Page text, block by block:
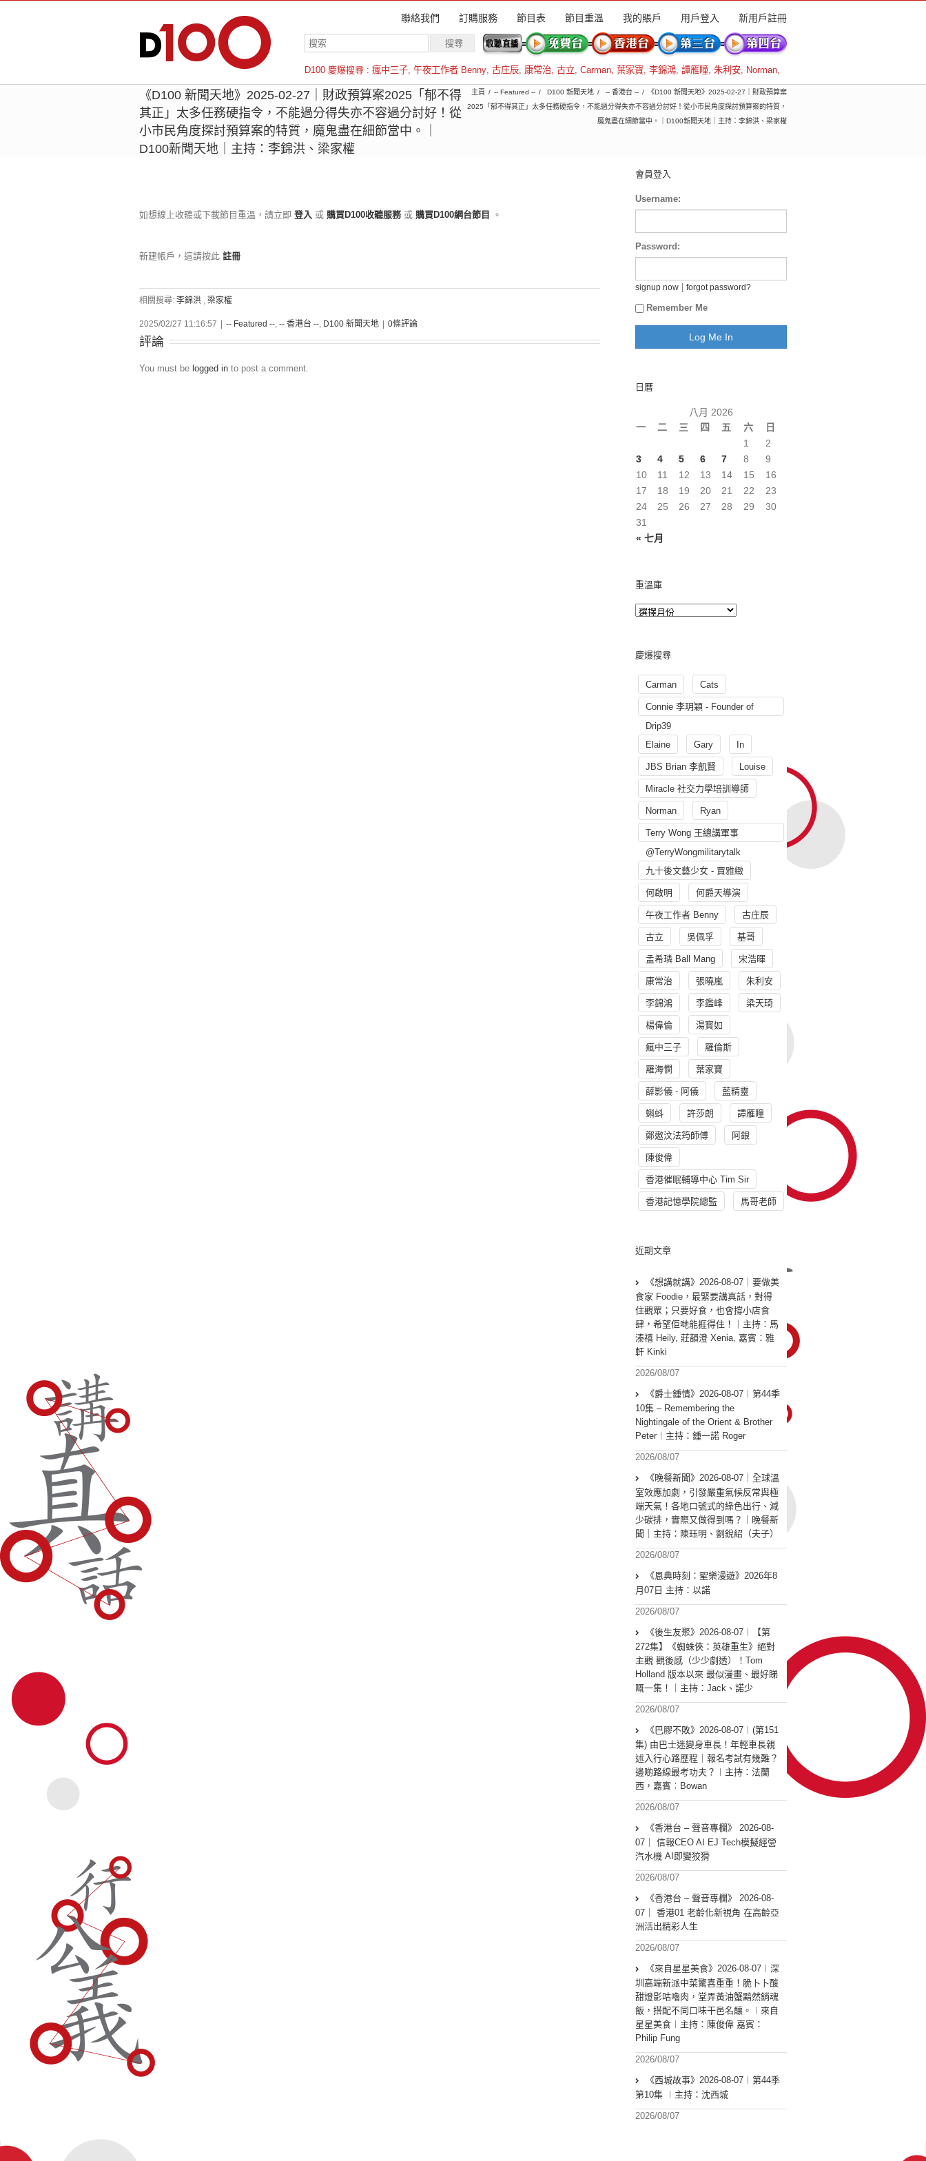
聯絡我們 訂購服務 節目表 節目重溫 我的賬戶 用戶登入 新用戶註冊
D100 慶爆搜尋 : 瘋中三子, 午夜工作者 Benny, 古庄辰, 康常治, 古立, Carman, 葉家寶, 李錦鴻, 譚雁瞳, 朱利安, Norman,
羅倫斯
《D100 新聞天地》2025-02-27｜財政預算案2025「郁不得
其正」太多任務硬指令，不能過分得失亦不容過分討好！從
小市民角度探討預算案的特質，魔鬼盡在細節當中。｜
D100新聞天地｜主持：李錦洪、梁家權
主頁 -- Featured -- D100 新聞天地 -- 香港台 --
《D100 新聞天地》2025-02-27｜財政預算案
2025「郁不得其正」太多任務硬指令，不能過分得失亦不容過分討好！從小市民角度探討預算案的特質，
魔鬼盡在細節當中。｜D100新聞天地｜主持：李錦洪、梁家權
如想線上收聽或下載節目重溫，請立即 登入 或 購買D100收聽服務 或 購買D100網台節目 。
新建帳戶，這請按此 註冊
相關搜尋: 李錦洪 , 梁家權
2025/02/27 11:16:57 -- Featured --, -- 香港台 --, D100 新聞天地 0條評論
評論
You must be logged in to post a comment.
會員登入
Username:
Password:
signup now forgot password?
Remember Me
日曆
八月 2026
一
二 三 四 五 六 日
« 七月
1
2
3
4 5 6 7 8
9
10
11 12 13 14 15
16
17
18 19 20 21 22
23
24
25 26 27 28 29
30
31
重溫庫
慶爆搜尋
Carman Cats
Connie 李玥穎 - Founder of
Drip39
Elaine
Gary In
JBS Brian 李凱賢 Louise
Miracle 社交力學培訓導師
Norman Ryan
Terry Wong 王總講軍事
@TerryWongmilitarytalk
九十後文藝少女 - 賈雅緻
何啟明 何爵天導演
午夜工作者 Benny 古庄辰
古立 吳佩孚 基哥
孟希璘 Ball Mang 宋浩暉
康常治 張曉嵐 朱利安
李錦鴻 李鑑峰 梁天琦
楊偉倫 湯寳如
瘋中三子 羅倫斯
羅海憫 葉家寶
薛影儀 - 阿儀 藍精靈
蝌蚪 許莎朗 譚雁瞳
鄭遨汶法筠師傅 阿銀
陳俊偉
香港催眠輔導中心 Tim Sir
香港記憶學院總監 馬哥老師
近期文章
《想講就講》2026-08-07｜要做美
食家 Foodie，最緊要講真話，對得
住觀眾；只要好食，也會撐小店食
肆，希望佢哋能捱得住！｜主持：馬
溱禧 Heily, 莊韻澄 Xenia, 嘉賓：雅
軒 Kinki
2026/08/07
《爵士鍾情》2026-08-07︱第44季
10集 – Remembering the
Nightingale of the Orient & Brother
Peter︱主持：鍾一諾 Roger
2026/08/07
《晚餐新聞》2026-08-07｜全球溫
室效應加劇，引發嚴重氣候反常與極
端天氣！各地口號式的綠色出行、減
少碳排，實際又做得到嗎？｜晚餐新
聞｜主持：陳珏明、劉銳紹（夫子）
2026/08/07
《恩典時刻：聖樂漫遊》2026年8
月07日 主持：以諾
2026/08/07
《後生友聚》2026-08-07︱【第
272集】《蜘蛛俠：英雄重生》絕對
主觀 觀後感（少少劇透）！Tom
Holland 版本以來 最似漫畫、最好睇
嘅一集！｜主持：Jack、諾少
2026/08/07
《巴膠不敗》2026-08-07︱(第151
集) 由巴士迷變身車長！年輕車長親
述入行心路歷程｜報名考試有幾難？
邊啲路線最考功夫？︱主持：法蘭
西，嘉賓︰Bowan
2026/08/07
《香港台 – 聲音專欄》 2026-08-
07｜ 信報CEO AI EJ Tech模擬經營
汽水機 AI即變狡猾
2026/08/07
《香港台 – 聲音專欄》 2026-08-
07｜ 香港01 老齡化新視角 在高齡亞
洲活出精彩人生
2026/08/07
《來自星星美食》2026-08-07︱深
圳高端新派中菜驚喜重重！脆卜卜酸
甜燈影咕嚕肉，堂弄黃油蟹黯然銷魂
飯，搭配不同口味干邑名釀。︱來自
星星美食︱主持：陳俊偉 嘉賓：
Philip Fung
2026/08/07
《西城故事》2026-08-07︱第44季
第10集 ︱主持：沈西城
2026/08/07